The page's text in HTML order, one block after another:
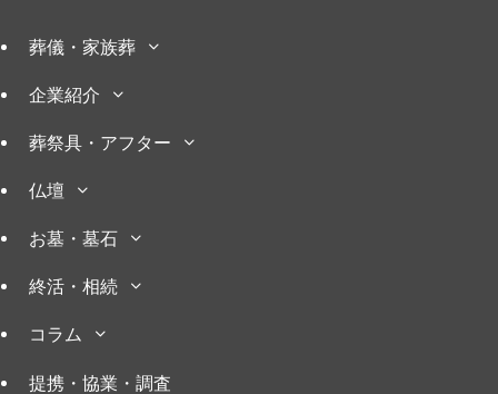
葬儀・家族葬
企業紹介
葬祭具・アフター
仏壇
お墓・墓石
終活・相続
コラム
提携・協業・調査